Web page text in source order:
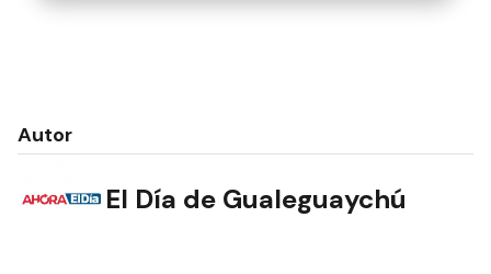
Autor
El Día de Gualeguaychú